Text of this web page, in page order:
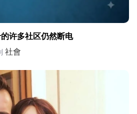
许多社区仍然断电
社會